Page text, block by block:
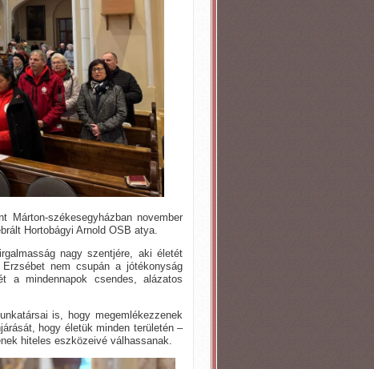
Márton-székesegyházban november
Hortobágyi Arnold OSB atya.
nagy szentjére, aki életét
nem csupán a jótékonyság
a mindennapok csendes, alázatos
is, hogy megemlékezzenek
hogy életük minden területén –
hiteles eszközeivé válhassanak.